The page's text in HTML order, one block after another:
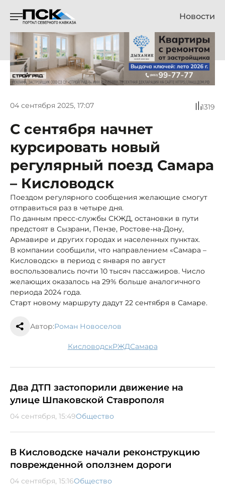
Новости
04 сентября 2025, 17:07 1319
С сентября начнет
курсировать новый
регулярный поезд Самара
– Кисловодск
Поездом регулярного сообщения желающие смогут
отправиться раз в четыре дня.
По данным пресс-службы СКЖД, остановки в пути
предстоят в Сызрани, Пензе, Ростове-на-Дону,
Армавире и других городах и населенных пунктах.
В компании сообщили, что направлением «Самара –
Кисловодск» в период с января по август
воспользовались почти 10 тысяч пассажиров. Число
желающих оказалось на 29% больше аналогичного
периода 2024 года.
Старт новому маршруту дадут 22 сентября в Самаре.
Автор:Роман Новоселов
Кисловодск РЖД Самара
Два ДТП застопорили движение на
улице Шпаковской Ставрополя
04 сентября, 15:49Общество
В Кисловодске начали реконструкцию
поврежденной оползнем дороги
04 сентября, 15:16Общество